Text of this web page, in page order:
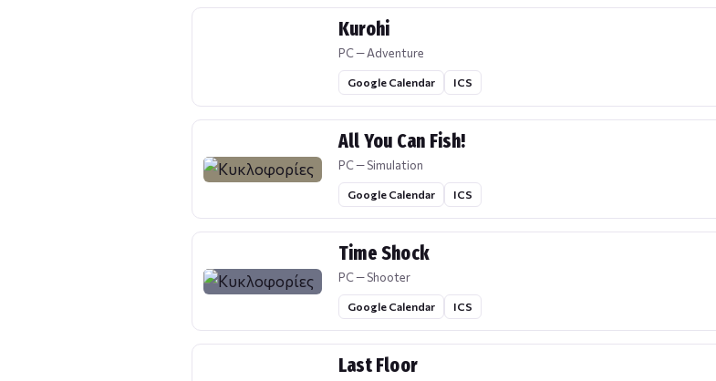
Kurohi
PC — Adventure
Google Calendar ICS
All You Can Fish!
PC — Simulation
Google Calendar ICS
Time Shock
PC — Shooter
Google Calendar ICS
Last Floor